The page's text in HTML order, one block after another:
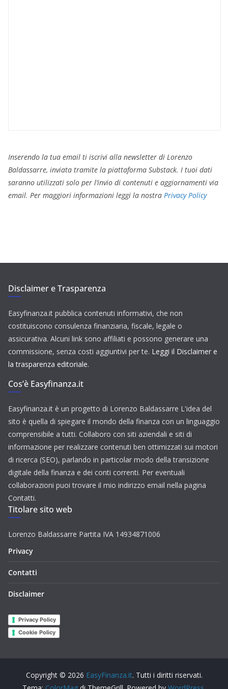
Inserendo la tua email ti iscrivi alla newsletter di Lorenzo
Baldassarre, inviata tramite la piattaforma Substack. I tuoi dati
saranno utilizzati solo per l’invio di contenuti e aggiornamenti via
email. Per maggiori informazioni leggi la nostra Privacy Policy
Disclaimer e Trasparenza
Easyfinanza.it pubblica contenuti informativi, che non
costituiscono consulenza finanziaria, fiscale, legale o
assicurativa. Alcuni link sono affiliati e possono generare una
commissione, senza costi aggiuntivi per te. Leggi il Disclaimer e
la trasparenza editoriale.
Cos’è Easyfinanza.it
Easyfinanza.it è un progetto di Lorenzo Baldassarre L'idea del
sito è quella di spiegare il mondo della finanza con un linguaggio
comprensibile a tutti. Collaboro con siti aziendali e siti di
informazione per realizzare contenuti ben ottimizzati sui motori
di ricerca (SEO), parlando in particolar modo della transizione
digitale della finanza e dei conti correnti. Per eventuali
collaborazioni puoi trovare il mio indirizzo email nella pagina
Contatti.
Titolare sito web
Lorenzo Baldassarre Partita IVA 14934871006
Privacy
Contatti
Disclaimer
Privacy Policy
Cookie Policy
Copyright © 2026 EasyFinanza.it. Tutti i diritti riservati.